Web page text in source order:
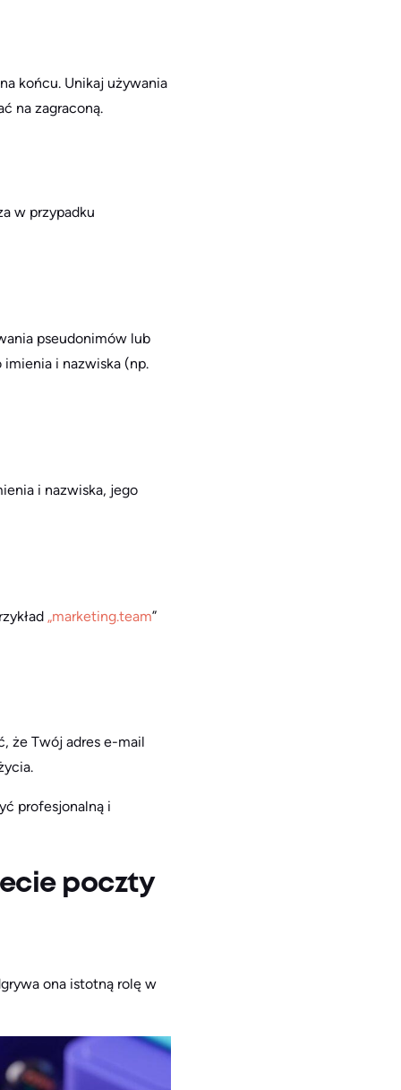
końcu. Unikaj używania
na zagraconą.
w przypadku
pseudonimów lub
i nazwiska (np.
i nazwiska, jego
„marketing.team”
że Twój adres e-mail
profesjonalną i
poczty
ona istotną rolę w